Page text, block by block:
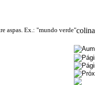
aspas. Ex.: "mundo verde"colina